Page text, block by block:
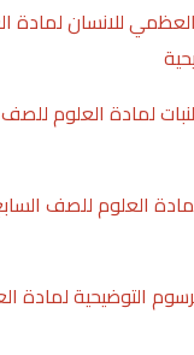
للانسان لمادة
لمادة العلوم للصف
العلوم للصف
التوضيحية لمادة